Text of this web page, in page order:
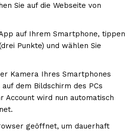
Sie auf die Webseite von
auf Ihrem Smartphone, tippen
Punkte) und wählen Sie
Kamera Ihres Smartphones
dem Bildschirm des PCs
Account wird nun automatisch
geöffnet, um dauerhaft